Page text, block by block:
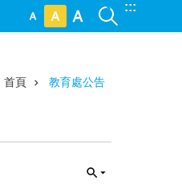
:::
首頁 教育處公告